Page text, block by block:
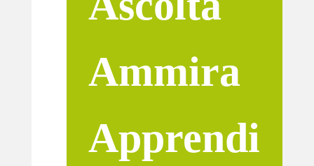
Ammira
Apprendi